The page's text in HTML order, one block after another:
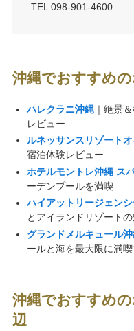
TEL 098-901-4600
沖縄でおすすめ
ハレクラニ沖縄｜絶景
レビュー
ルネッサンスリゾート
宿泊体験レビュー
ホテルモントレ沖縄 ス
ーデンプールを満喫
ハイアットリージェン
とアイランドリゾート
グランドメルキュール
ールと海を最大限に満
沖縄でおすすめ
辺